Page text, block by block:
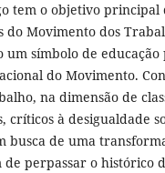
tem o objetivo principal
do Movimento dos
um símbolo de
do Movimento.
na dimensão de
críticos à desigualdade
busca de uma
de perpassar o histórico